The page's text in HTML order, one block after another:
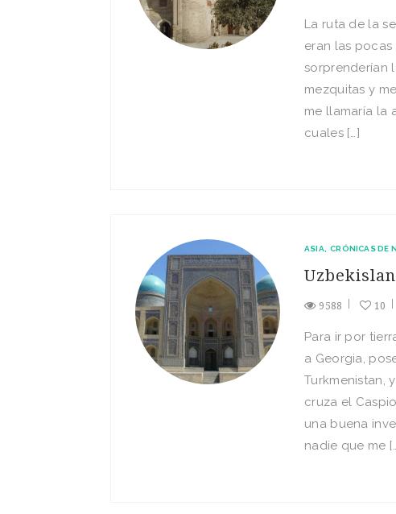
La ruta de la
eran las
sorprenderían
mezquitas y
me llamaría la
cuales […]
ASIA CRÓNICAS DE
9588 10
Para ir por
a Georgia,
Turkmenistan,
cruza el
una buena
nadie que me